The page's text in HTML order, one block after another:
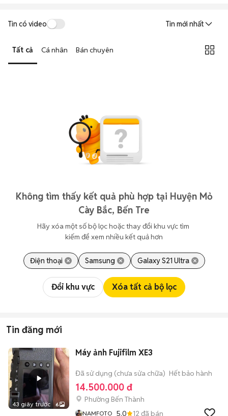
Giao dịch minh bạch: Việc gặp gỡ trực tiếp giúp người mua
Tin có video Tin mới nhất
Tất cả Cá nhân Bán chuyên
Không tìm thấy kết quả phù hợp tại Huyện Mỏ
Cày Bắc, Bến Tre
Hãy xóa một số bộ lọc hoặc thay đổi khu vực tìm
kiếm để xem nhiều kết quả hơn
Điện thoại Samsung Galaxy S21 Ultra
Đổi khu vực Xóa tất cả bộ lọc
Tin đăng mới
43 giây trước 6
Máy ảnh Fujifilm XE3
Đã sử dụng (chưa sửa chữa) Hết bảo hành
14.500.000 đ
Phường Bến Thành
NAMFOTO 5.0 12 đã bán